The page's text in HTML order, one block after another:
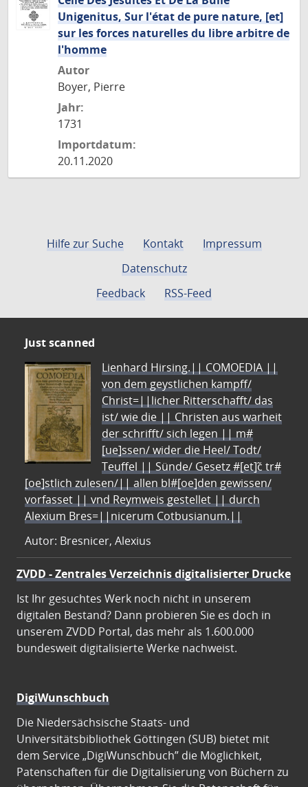
Unigenitus, Sur l'état de pure nature, [et]
sur les forces naturelles du libre arbitre de
l'homme
Autor
Boyer, Pierre
Jahr:
1731
Importdatum:
20.11.2020
Hilfe zur Suche Kontakt
Impressum
Datenschutz
Feedback
RSS-Feed
Just scanned
Lienhard Hirsing.|| COMOEDIA ||
von dem geystlichen kampff/
Christ=||licher Ritterschafft/ das
ist/ wie die || Christen aus warheit
der schrifft/ sich legen || m#
[ue]ssen/ wider die Heel/ Todt/
Teuffel || Sünde/ Gesetz #[et]c̃ tr#
[oe]stlich zulesen/|| allen bl#[oe]den gewissen/
vorfasset || vnd Reymweis gestellet || durch
Alexium Bres=||nicerum Cotbusianum.||
Autor: Bresnicer, Alexius
ZVDD - Zentrales Verzeichnis digitalisierter Drucke
Ist Ihr gesuchtes Werk noch nicht in unserem
digitalen Bestand? Dann probieren Sie es doch in
unserem ZVDD Portal, das mehr als 1.600.000
bundesweit digitalisierte Werke nachweist.
DigiWunschbuch
Die Niedersächsische Staats- und
Universitätsbibliothek Göttingen (SUB) bietet mit
dem Service „DigiWunschbuch” die Möglichkeit,
Patenschaften für die Digitalisierung von Büchern zu